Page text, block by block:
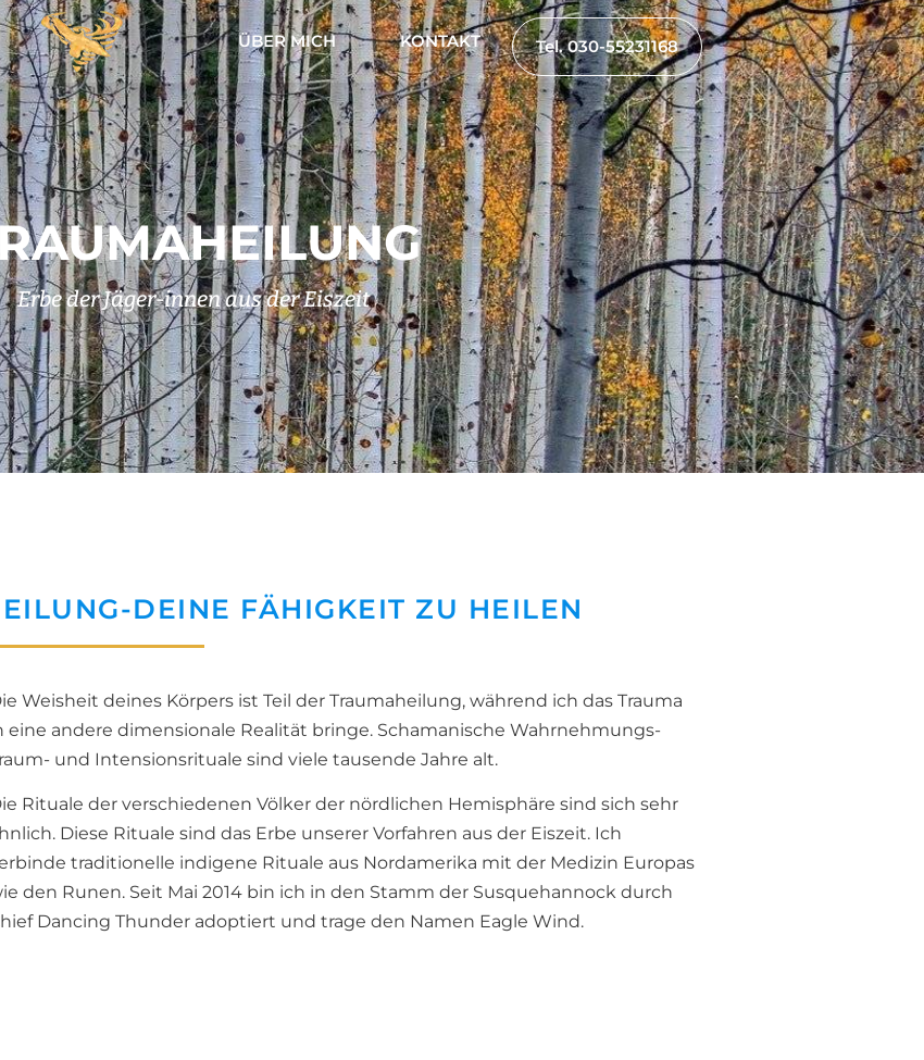
ÜBER MICH KONTAKT Tel. 030-55231168
Erbe der Jäger-innen aus der Eiszeit
DEINE FÄHIGKEIT ZU HEILEN
Weisheit deines Körpers ist Teil der Traumaheilung, während ich das Trauma
eine andere dimensionale Realität bringe. Schamanische Wahrnehmungs-
und Intensionsrituale sind viele tausende Jahre alt.
Rituale der verschiedenen Völker der nördlichen Hemisphäre sind sich sehr
Diese Rituale sind das Erbe unserer Vorfahren aus der Eiszeit. Ich
traditionelle indigene Rituale aus Nordamerika mit der Medizin Europas
den Runen. Seit Mai 2014 bin ich in den Stamm der Susquehannock durch
Dancing Thunder adoptiert und trage den Namen Eagle Wind.